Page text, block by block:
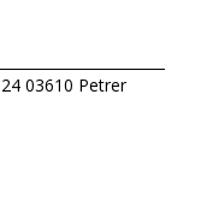
03610 Petrer